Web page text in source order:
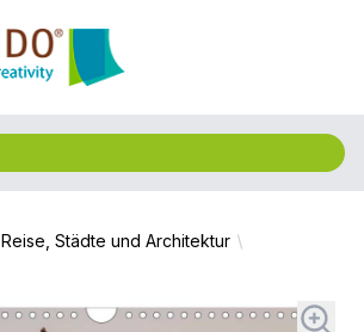
Reise, Städte und Architektur